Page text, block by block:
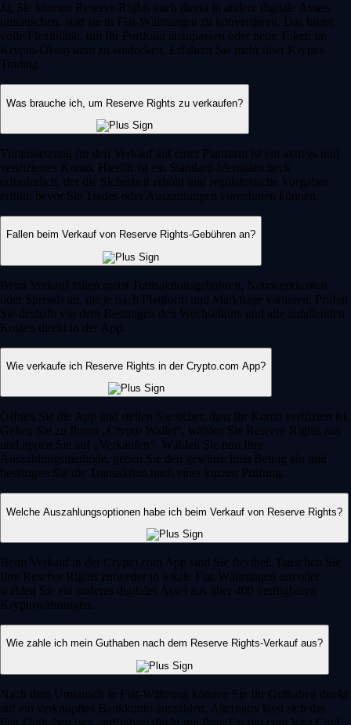
Ja, Sie können Reserve Rights auch direkt in andere digitale Assets
umtauschen, statt sie in Fiat-Währungen zu konvertieren. Das bietet
volle Flexibilität, um Ihr Portfolio anzupassen oder neue Token im
Krypto-Ökosystem zu entdecken. Erfahren Sie mehr über Krypto-
Trading.
Was brauche ich, um Reserve Rights zu verkaufen?
Voraussetzung für den Verkauf auf einer Plattform ist ein aktives und
verifiziertes Konto. Hierfür ist ein Standard-Identitätscheck
erforderlich, der die Sicherheit erhöht und regulatorische Vorgaben
erfüllt, bevor Sie Trades oder Auszahlungen vornehmen können.
Fallen beim Verkauf von Reserve Rights-Gebühren an?
Beim Verkauf fallen meist Transaktionsgebühren, Netzwerkkosten
oder Spreads an, die je nach Plattform und Marktlage variieren. Prüfen
Sie deshalb vor dem Bestätigen den Wechselkurs und alle anfallenden
Kosten direkt in der App.
Wie verkaufe ich Reserve Rights in der Crypto.com App?
Öffnen Sie die App und stellen Sie sicher, dass Ihr Konto verifiziert ist.
Gehen Sie zu Ihrem „Crypto Wallet“, wählen Sie Reserve Rights aus
und tippen Sie auf „Verkaufen“. Wählen Sie nun Ihre
Auszahlungsmethode, geben Sie den gewünschten Betrag ein und
bestätigen Sie die Transaktion nach einer kurzen Prüfung.
Welche Auszahlungsoptionen habe ich beim Verkauf von Reserve Rights?
Beim Verkauf in der Crypto.com App sind Sie flexibel: Tauschen Sie
Ihre Reserve Rights entweder in lokale Fiat-Währungen um oder
wählen Sie ein anderes digitales Asset aus über 400 verfügbaren
Kryptowährungen.
Wie zahle ich mein Guthaben nach dem Reserve Rights-Verkauf aus?
Nach dem Umtausch in Fiat-Währung können Sie Ihr Guthaben direkt
auf ein verknüpftes Bankkonto auszahlen. Alternativ lässt sich das
Fiat-Guthaben (wo verfügbar) direkt mit Ihrer Crypto.com Visa Card